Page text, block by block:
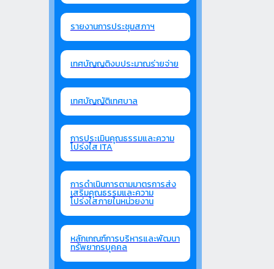
รายงานการประชุมสภาฯ
เทศบัญญติงบประมาณร่ายจ่าย
เทศบัญญัติเทศบาล
การประเมินคุณธรรมและความ
โปร่งใส ITA
การดำเนินการตามมาตรการส่ง
เสริมคุณธรรมและความ
โปร่งใสภายในหน่วยงาน
หลักเกณฑ์การบริหารและพัฒนา
ทรัพยากรบุคคล